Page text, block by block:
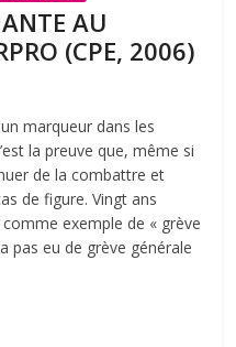
AU
(CPE, 2006)
marqueur dans les
la preuve que, même si
de la combattre et
de figure. Vingt ans
exemple de « grève
pas eu de grève générale